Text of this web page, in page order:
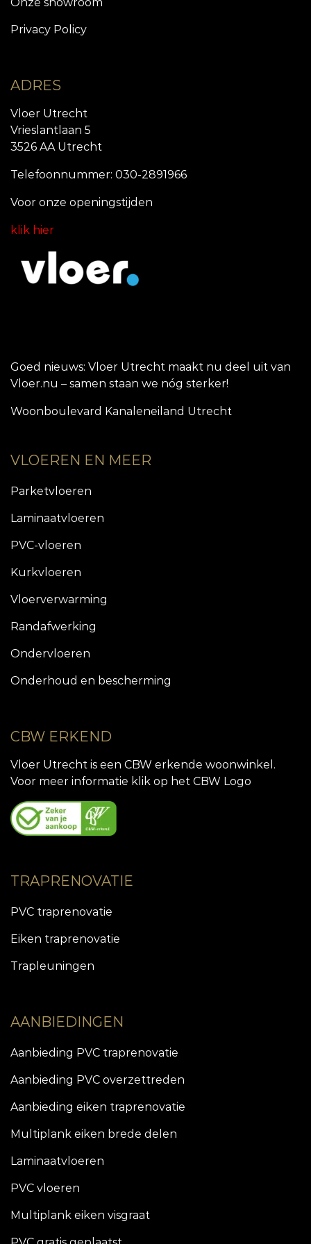
Privacy Policy
ADRES
Vloer Utrecht
Vrieslantlaan 5
3526 AA Utrecht
Telefoonnummer: 030-2891966
Voor onze openingstijden
klik hier
Goed nieuws: Vloer Utrecht maakt nu deel uit van
Vloer.nu – samen staan we nóg sterker!
Woonboulevard Kanaleneiland Utrecht
VLOEREN EN MEER
Parketvloeren
Laminaatvloeren
PVC-vloeren
Kurkvloeren
Vloerverwarming
Randafwerking
Ondervloeren
Onderhoud en bescherming
CBW ERKEND
Vloer Utrecht is een CBW erkende woonwinkel.
Voor meer informatie klik op het CBW Logo
TRAPRENOVATIE
PVC traprenovatie
Eiken traprenovatie
Trapleuningen
AANBIEDINGEN
Aanbieding PVC traprenovatie
Aanbieding PVC overzettreden
Aanbieding eiken traprenovatie
Multiplank eiken brede delen
Laminaatvloeren
PVC vloeren
Multiplank eiken visgraat